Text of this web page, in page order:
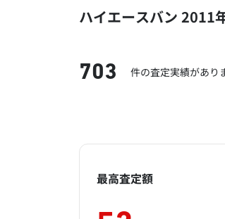
ハイエースバン 2011
703 件の査定実績があり
最高査定額